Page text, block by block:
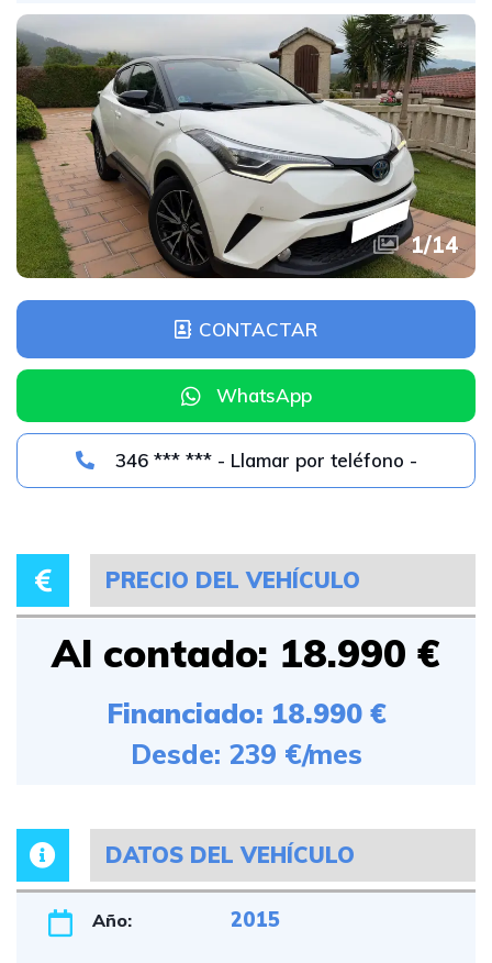
1/14
CONTACTAR
WhatsApp
346 *** *** - Llamar por teléfono -
PRECIO DEL VEHÍCULO
Al contado: 18.990 €
Financiado: 18.990 €
Desde: 239 €/mes
DATOS DEL VEHÍCULO
Año: 2015